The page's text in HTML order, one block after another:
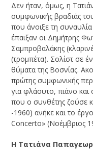
Δεν ήταν, όμως, η
συμφωνικής βραδιάς
που άνοιξε τη συναυλία
έπαιξαν οι Δημήτρης
Σαμπροβαλάκης
(τρομπέτα). Σολίστ σε
θύματα της Βοσνίας.
πρώτης συμφωνικής
για φλάουτο, πιάνο
που ο συνθέτης ζούσε
-1960) ανήκε και το
Concerto» (Νοέμβριος
Η Τατιάνα